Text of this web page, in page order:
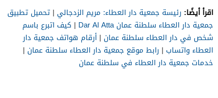
اقرأ أيضًا: رئيسة جمعية دار العطاء: مريم الزدجالي | تحميل تطبيق
جمعية دار العطاء سلطنة عمان Dar Al Atta
| كيف اتبرع باسم
شخص في دار العطاء سلطنة عمان | أرقام هواتف جمعية دار
العطاء واتساب | رابط موقع جمعية دار العطاء سلطنة عمان |
خدمات جمعية دار العطاء في سلطنة عمان